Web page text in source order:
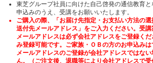
東芝グループ社員に向けた自己啓発の通信教育
申込みのうえ、受講をお願いいたします。
ご購入の際、「お届け先指定・お支払い方法の
送付先メールアドレス」をご入力ください。受講
メールアドレスは必ず会社アドレスをご登録く
み登録可能です。ご家族・ＯＢの方のお申込みは
メールアドレスのご登録が会社アドレスではな
ん。（ご注文後、退職等により会社アドレスで